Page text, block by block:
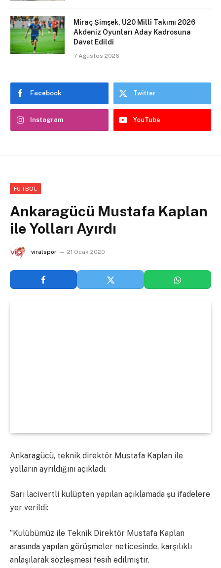
Miraç Şimşek, U20 Millî Takımı 2026
Akdeniz Oyunları Aday Kadrosuna
Davet Edildi
7 Ağustos 2026
Facebook Twitter
Instagram YouTube
FUTBOL
Ankaragücü Mustafa Kaplan
ile Yolları Ayırdı
viralspor 21 Ocak 2020
Ankaragücü, teknik direktör Mustafa Kaplan ile
yolların ayrıldığını açıkladı.
Sarı lacivertli kulüpten yapılan açıklamada şu ifadelere
yer verildi:
”Kulübümüz ile Teknik Direktör Mustafa Kaplan
arasında yapılan görüşmeler neticesinde, karşılıklı
anlaşılarak sözleşmesi fesih edilmiştir.